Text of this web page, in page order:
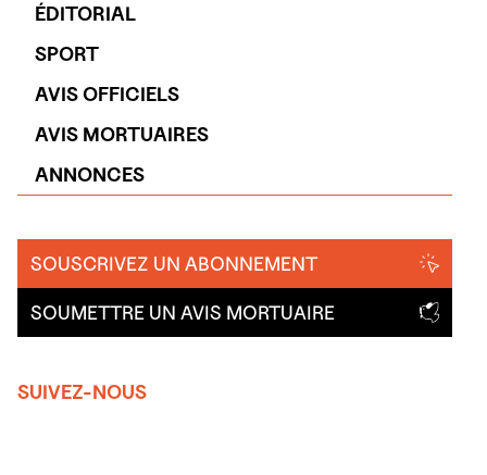
ÉDITORIAL
SPORT
AVIS OFFICIELS
AVIS MORTUAIRES
ANNONCES
SOUSCRIVEZ UN ABONNEMENT
SOUMETTRE UN AVIS MORTUAIRE
SUIVEZ-NOUS